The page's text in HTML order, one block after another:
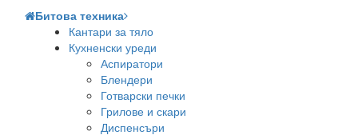
Битова техника
Кантари за тяло
Кухненски уреди
Аспиратори
Блендери
Готварски печки
Грилове и скари
Диспенсъри